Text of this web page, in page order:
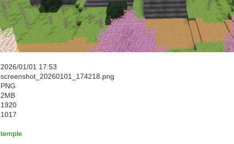
2026/01/01 17:53
screenshot_20260101_174218.png
PNG
2MB
1920
1017
temple